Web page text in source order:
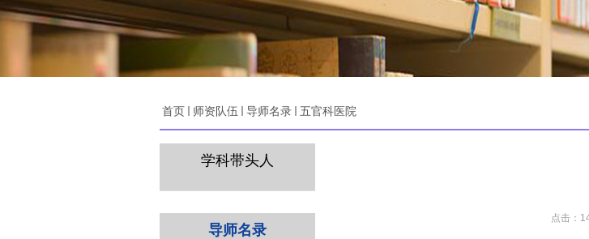
首页 师资队伍 导师名录 五官科医院
学科带头人
导师名录
点击：